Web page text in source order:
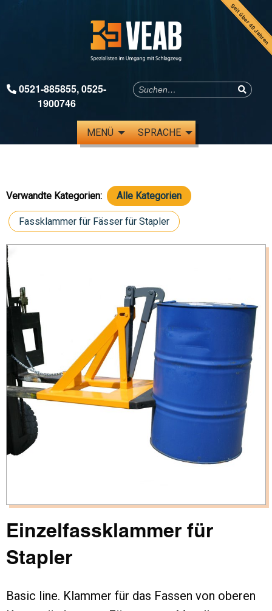
Seit über 40 Jahren
0521-885855,0525-
1900746
MENÜ SPRACHE
Verwandte Kategorien: Alle Kategorien
Fassklammer für Fässer für Stapler
Einzelfassklammer für
Stapler
Basic line. Klammer für das Fassen von oberen